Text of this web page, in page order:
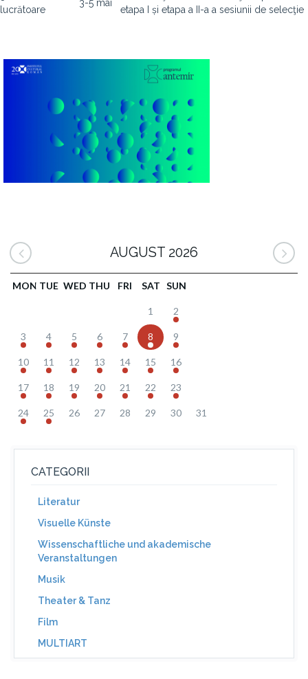
lucrătoare
3-5 mai
etapa I și etapa a II-a a sesiunii de selecţie
AUGUST 2026
MON TUE WED THU FRI SAT SUN
1 2
3 4 5 6 7 8 9
10 11 12 13 14 15 16
17 18 19 20 21 22 23
24 25 26 27 28 29 30 31
CATEGORII
Literatur
Visuelle Künste
Wissenschaftliche und akademische
Veranstaltungen
Musik
Theater & Tanz
Film
MULTIART